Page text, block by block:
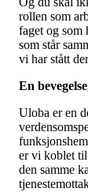
rollen som
faget og som
som står
vi har stått
En
Uloba er en
er vi koblet til
den samme